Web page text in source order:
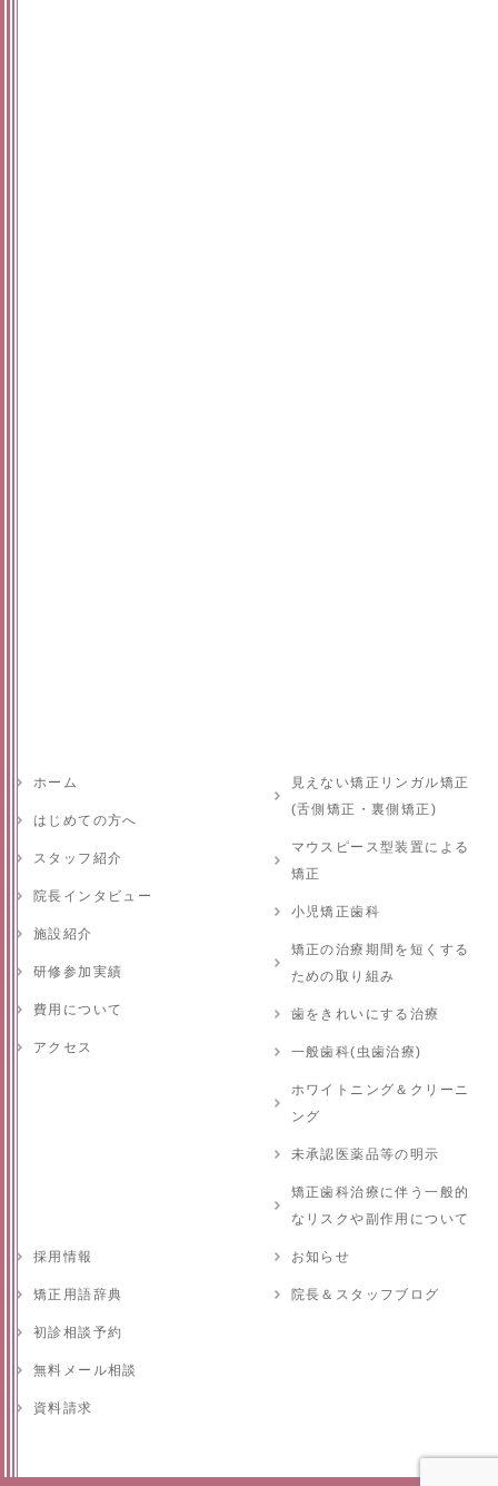
ホーム
はじめての方へ
スタッフ紹介
院長インタビュー
施設紹介
研修参加実績
費用について
アクセス
見えない矯正リンガル矯正
(舌側矯正・裏側矯正)
マウスピース型装置による
矯正
小児矯正歯科
矯正の治療期間を短くする
ための取り組み
歯をきれいにする治療
一般歯科(虫歯治療)
ホワイトニング＆クリーニ
ング
未承認医薬品等の明示
矯正歯科治療に伴う一般的
なリスクや副作用について
採用情報
矯正用語辞典
初診相談予約
無料メール相談
資料請求
お知らせ
院長＆スタッフブログ